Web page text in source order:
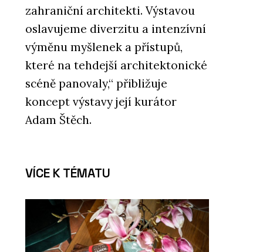
zahraniční architekti. Výstavou
oslavujeme diverzitu a intenzívní
výměnu myšlenek a přístupů,
které na tehdejší architektonické
scéně panovaly,“ přibližuje
koncept výstavy její kurátor
Adam Štěch.
VÍCE K TÉMATU